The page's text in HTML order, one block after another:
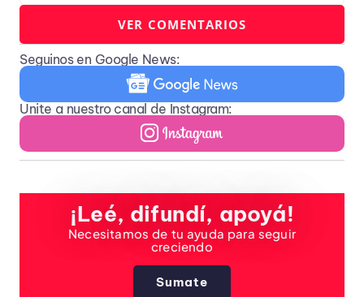
VER COMENTARIOS
Seguinos en Google News:
Unite a nuestro canal de Instagram:
¡Leé, difundí, apoyá!
Necesitamos de tu ayuda para seguir
creciendo
Sumate